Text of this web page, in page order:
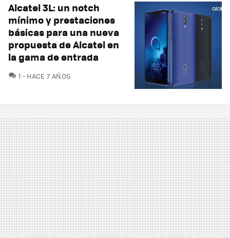
Alcatel 3L: un notch
mínimo y prestaciones
básicas para una nueva
propuesta de Alcatel en
la gama de entrada
1 COMENTARIOS
HACE 7 AÑOS